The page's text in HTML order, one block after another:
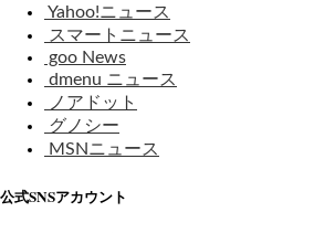
Yahoo!ニュース
スマートニュース
goo News
dmenu ニュース
ノアドット
グノシー
MSNニュース
公式SNSアカウント